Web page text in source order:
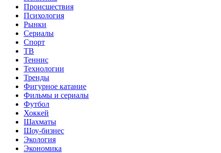
Происшествия
Психология
Рынки
Сериалы
Спорт
ТВ
Теннис
Технологии
Тренды
Фигурное катание
Фильмы и сериалы
Футбол
Хоккей
Шахматы
Шоу-бизнес
Экология
Экономика